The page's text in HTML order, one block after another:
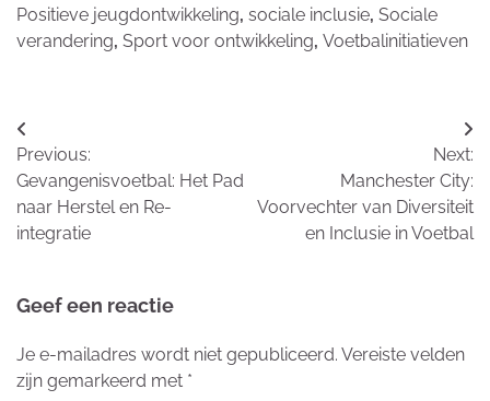
Positieve jeugdontwikkeling, sociale inclusie, Sociale
verandering, Sport voor ontwikkeling, Voetbalinitiatieven
Bericht
navigatie
Previous:
Gevangenisvoetbal: Het Pad
naar Herstel en Re-
integratie
Next:
Manchester City:
Voorvechter van Diversiteit
en Inclusie in Voetbal
Geef een reactie
Je e-mailadres wordt niet gepubliceerd. Vereiste velden
zijn gemarkeerd met *